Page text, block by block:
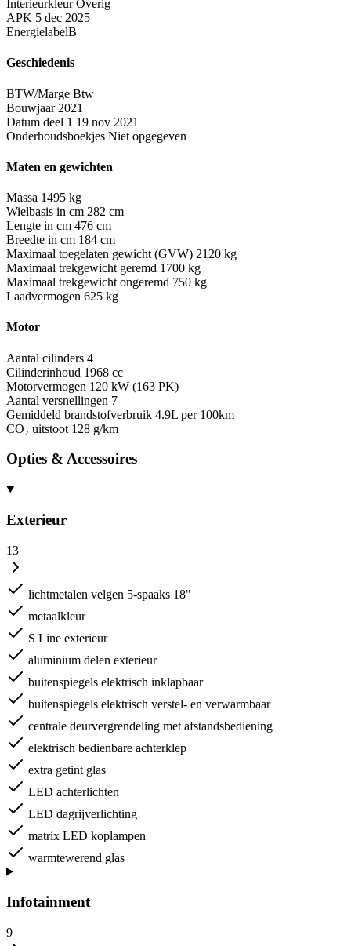
Interieurkleur Overig
APK 5 dec 2025
EnergielabelB
Geschiedenis
BTW/Marge Btw
Bouwjaar 2021
Datum deel 1 19 nov 2021
Onderhoudsboekjes Niet opgegeven
Maten en gewichten
Massa 1495 kg
Wielbasis in cm 282 cm
Lengte in cm 476 cm
Breedte in cm 184 cm
Maximaal toegelaten gewicht (GVW) 2120 kg
Maximaal trekgewicht geremd 1700 kg
Maximaal trekgewicht ongeremd 750 kg
Laadvermogen 625 kg
Motor
Aantal cilinders 4
Cilinderinhoud 1968 cc
Motorvermogen 120 kW (163 PK)
Aantal versnellingen 7
Gemiddeld brandstofverbruik 4.9L per 100km
CO₂ uitstoot 128 g/km
Opties & Accessoires
Exterieur
13
lichtmetalen velgen 5-spaaks 18"
metaalkleur
S Line exterieur
aluminium delen exterieur
buitenspiegels elektrisch inklapbaar
buitenspiegels elektrisch verstel- en verwarmbaar
centrale deurvergrendeling met afstandsbediening
elektrisch bedienbare achterklep
extra getint glas
LED achterlichten
LED dagrijverlichting
matrix LED koplampen
warmtewerend glas
Infotainment
9